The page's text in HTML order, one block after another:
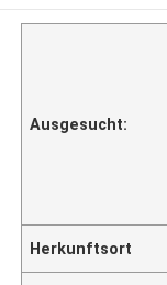
Ausgesucht:
Herkunftsort